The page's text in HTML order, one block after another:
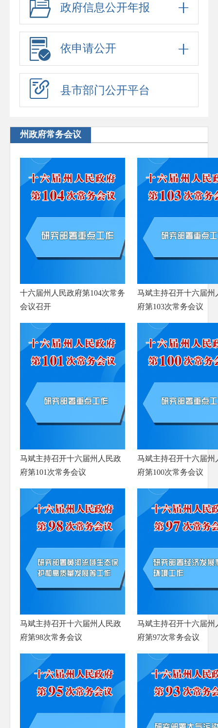
政府采购
重大民生信息
招考录用
应急预案
应急演练
法治政府建设年度报告
住房公积金年度报告
政府公报
回应关切
新闻发布会
在线访谈
“六稳”“六保”
防范化解重大风险
政协委员提案办理
生态环境
政府信息公开年报
依申请公开
县市部门公开平台
州政府常务会议
十六届州人民政府第104次常务
会议召开
马斌主持召开十六届州
府第103次常务会议
马斌主持召开十六届州人民政
府第101次常务会议
马斌主持召开十六届州
府第100次常务会议
马斌主持召开十六届州人民政
府第98次常务会议
马斌主持召开十六届州
府第97次常务会议